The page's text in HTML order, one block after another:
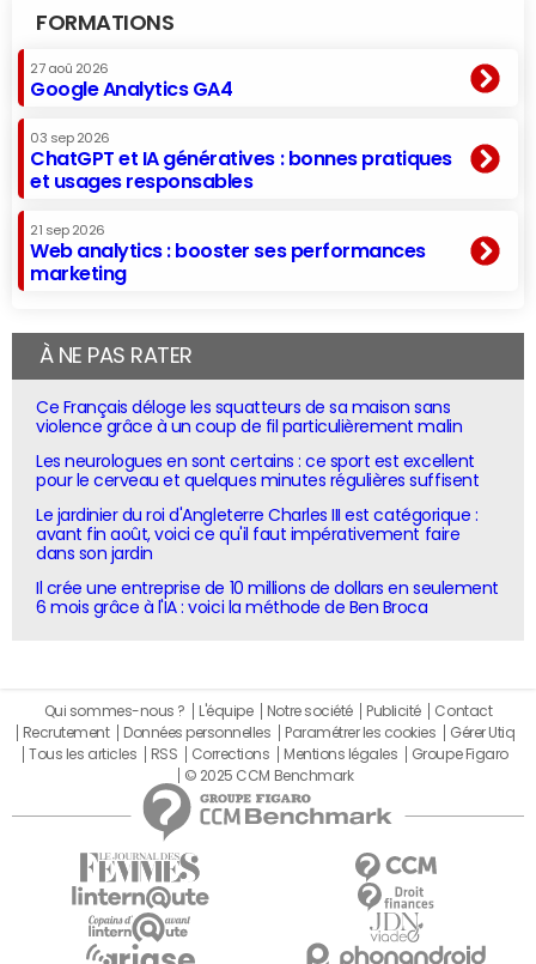
FORMATIONS
27 aoû 2026
Google Analytics GA4
03 sep 2026
ChatGPT et IA génératives : bonnes pratiques
et usages responsables
21 sep 2026
Web analytics : booster ses performances
marketing
À NE PAS RATER
Ce Français déloge les squatteurs de sa maison sans
violence grâce à un coup de fil particulièrement malin
Les neurologues en sont certains : ce sport est excellent
pour le cerveau et quelques minutes régulières suffisent
Le jardinier du roi d'Angleterre Charles III est catégorique :
avant fin août, voici ce qu'il faut impérativement faire
dans son jardin
Il crée une entreprise de 10 millions de dollars en seulement
6 mois grâce à l'IA : voici la méthode de Ben Broca
Qui sommes-nous ? L'équipe Notre société Publicité
Contact
Recrutement
Données personnelles Paramétrer les cookies
Gérer Utiq
Tous les articles
RSS Corrections Mentions légales
Groupe Figaro
© 2025 CCM Benchmark